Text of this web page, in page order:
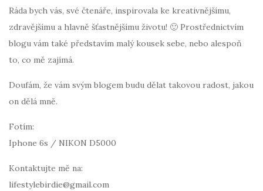
Ráda bych vás, své čtenáře, inspirovala ke kreativnějšímu,
zdravějšímu a hlavně šťastnějšímu životu! 🙂 Prostřednictvím
blogu vám také představím malý kousek sebe, nebo alespoň
to, co mě zajímá.
Doufám, že vám svým blogem budu dělat takovou radost, jakou
on dělá mně.
Fotím:
Iphone 6s / NIKON D5000
Kontaktujte mě na:
lifestylebirdie@gmail.com